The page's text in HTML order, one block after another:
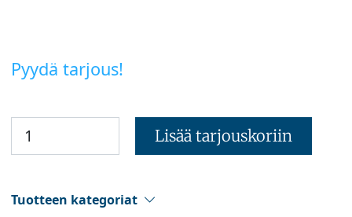
Pyydä tarjous!
Lisää tarjouskoriin
Tuotteen kategoriat